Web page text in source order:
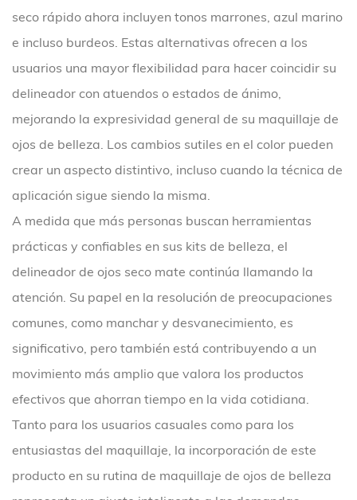
seco rápido ahora incluyen tonos marrones, azul marino
e incluso burdeos. Estas alternativas ofrecen a los
usuarios una mayor flexibilidad para hacer coincidir su
delineador con atuendos o estados de ánimo,
mejorando la expresividad general de su maquillaje de
ojos de belleza. Los cambios sutiles en el color pueden
crear un aspecto distintivo, incluso cuando la técnica de
aplicación sigue siendo la misma.
A medida que más personas buscan herramientas
prácticas y confiables en sus kits de belleza, el
delineador de ojos seco mate continúa llamando la
atención. Su papel en la resolución de preocupaciones
comunes, como manchar y desvanecimiento, es
significativo, pero también está contribuyendo a un
movimiento más amplio que valora los productos
efectivos que ahorran tiempo en la vida cotidiana.
Tanto para los usuarios casuales como para los
entusiastas del maquillaje, la incorporación de este
producto en su rutina de maquillaje de ojos de belleza